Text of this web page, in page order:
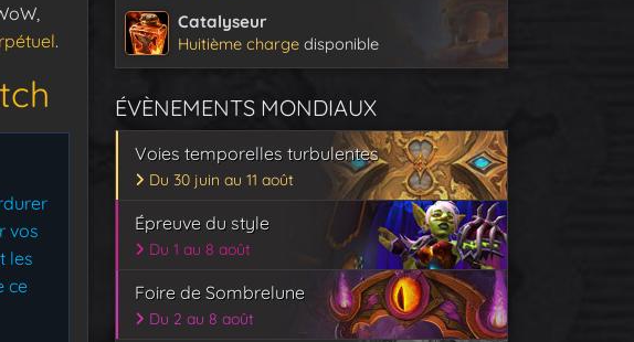
.
vos
les
ce
Catalyseur
Huitième charge disponible
ÉVÈNEMENTS MONDIAUX
Voies temporelles turbulentes
Du 30 juin au 11 août
Épreuve du style
Du 1 au 8 août
Foire de Sombrelune
Du 2 au 8 août